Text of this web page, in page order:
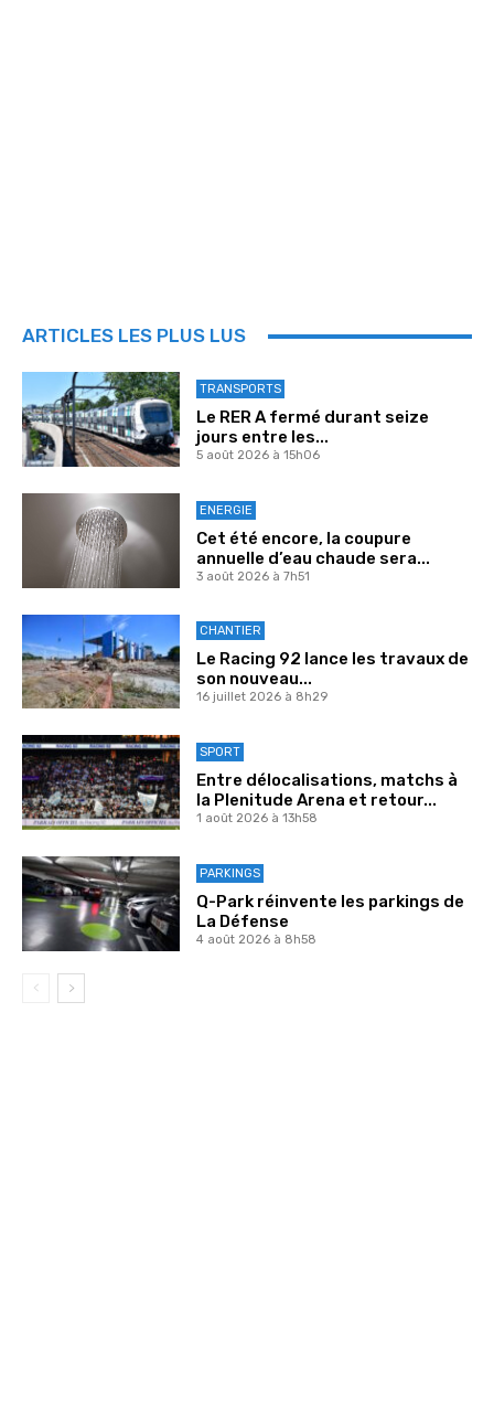
ARTICLES LES PLUS LUS
TRANSPORTS
Le RER A fermé durant seize
jours entre les...
5 août 2026 à 15h06
ENERGIE
Cet été encore, la coupure
annuelle d’eau chaude sera...
3 août 2026 à 7h51
CHANTIER
Le Racing 92 lance les travaux de
son nouveau...
16 juillet 2026 à 8h29
SPORT
Entre délocalisations, matchs à
la Plenitude Arena et retour...
1 août 2026 à 13h58
PARKINGS
Q-Park réinvente les parkings de
La Défense
4 août 2026 à 8h58